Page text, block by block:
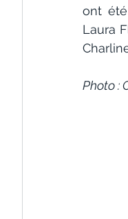
ont été
Laura
Photo :